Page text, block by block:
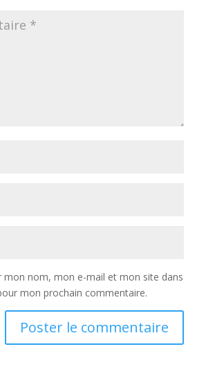
mon nom, mon e-mail et mon site dans
mon prochain commentaire.